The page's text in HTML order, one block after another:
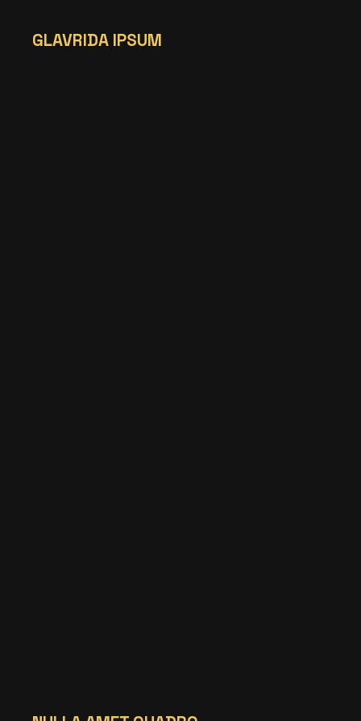
GLAVRIDA IPSUM